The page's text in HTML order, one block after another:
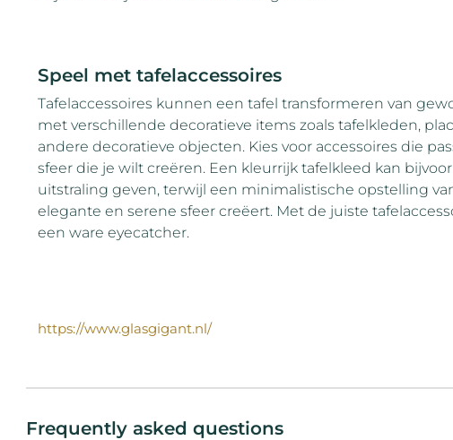
Speel met tafelaccessoires
Tafelaccessoires kunnen een tafel transformeren van
met verschillende decoratieve items zoals tafelkleden,
andere decoratieve objecten. Kies voor accessoires die
sfeer die je wilt creëren. Een kleurrijk tafelkleed kan
uitstraling geven, terwijl een minimalistische opstelling
elegante en serene sfeer creëert. Met de juiste
een ware eyecatcher.
https://www.glasgigant.nl/
Frequently asked questions